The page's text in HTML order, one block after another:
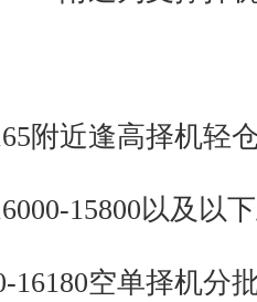
附近逢高择机轻
15800以及以
空单择机分